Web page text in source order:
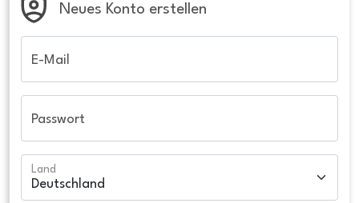
Neues Konto erstellen
E-Mail
Passwort
Land